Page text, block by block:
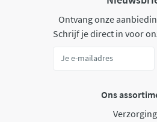
Ontvang onze
Schrijf je direct in voor
Ons
Verzorging